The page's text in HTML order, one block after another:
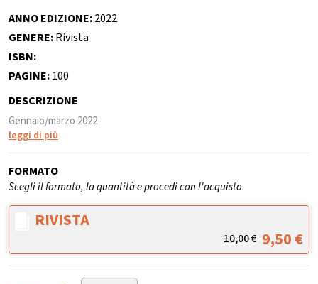
ANNO EDIZIONE:2022
GENERE:Rivista
ISBN:
PAGINE:100
DESCRIZIONE
Gennaio/marzo 2022
leggi di più
FORMATO
Scegli il formato, la quantità e procedi con l'acquisto
RIVISTA
10,00€ 9,50€